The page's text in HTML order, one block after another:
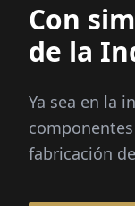
Con
de la
Ya sea en la
fabricación